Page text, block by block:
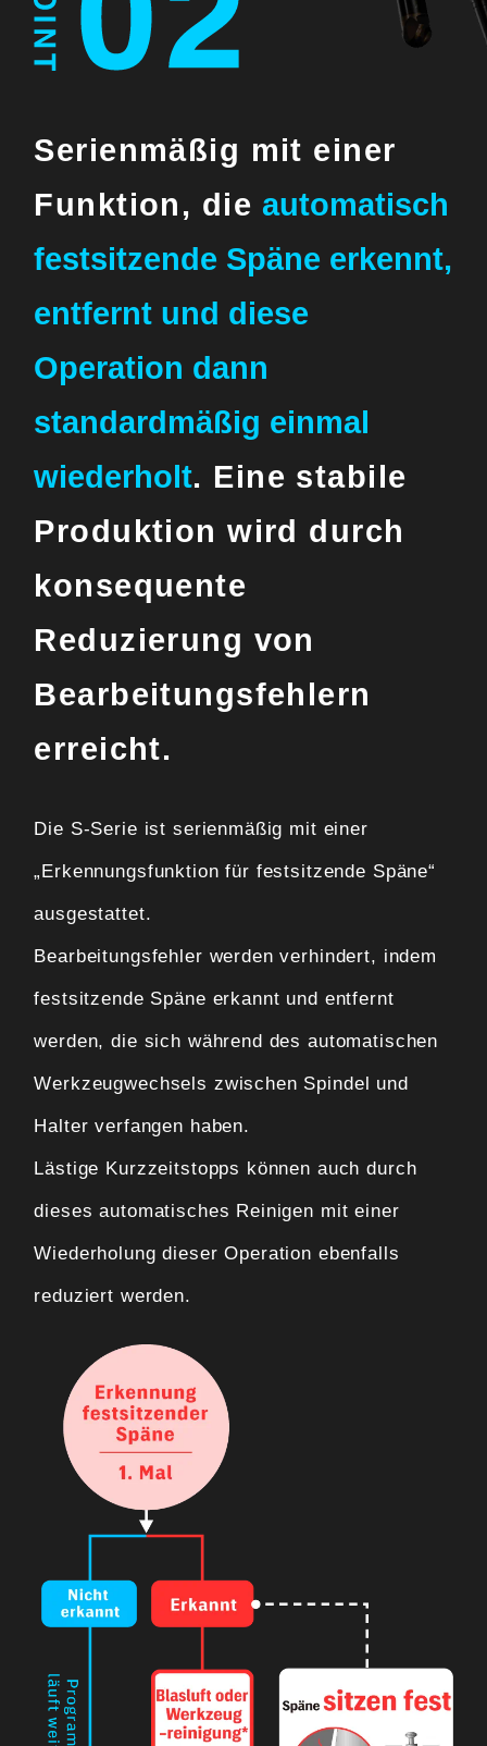
Serienmäßig mit einer
Funktion, dieautomatisch
festsitzende Späne erkennt,
entfernt und diese
Operation dann
standardmäßig einmal
wiederholt. Eine stabile
Produktion wird durch
konsequente
Reduzierung von
Bearbeitungsfehlern
erreicht.
Die S-Serie ist serienmäßig mit einer
„Erkennungsfunktion für festsitzende Späne“
ausgestattet.
Bearbeitungsfehler werden verhindert, indem
festsitzende Späne erkannt und entfernt
werden, die sich während des automatischen
Werkzeugwechsels zwischen Spindel und
Halter verfangen haben.
Lästige Kurzzeitstopps können auch durch
dieses automatisches Reinigen mit einer
Wiederholung dieser Operation ebenfalls
reduziert werden.